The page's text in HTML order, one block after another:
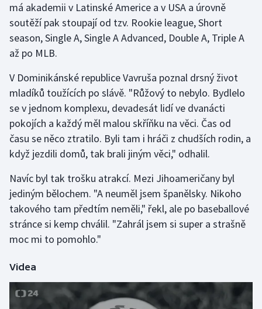
Jezdectví
Judo
Lezení
Lyže a snowboard
Moderní pětiboj
Motorsport
Olympijské hry
Parasport
Plavání
Plážový volejbal
má akademii v Latinské Americe a v USA a úrovně
soutěží pak stoupají od tzv. Rookie league, Short
season, Single A, Single A Advanced, Double A, Triple A
až po MLB.
V Dominikánské republice Vavruša poznal drsný život
mladíků toužících po slávě. "Růžový to nebylo. Bydlelo
se v jednom komplexu, devadesát lidí ve dvanácti
pokojích a každý měl malou skříňku na věci. Čas od
času se něco ztratilo. Byli tam i hráči z chudších rodin, a
když jezdili domů, tak brali jiným věci," odhalil.
Navíc byl tak trošku atrakcí. Mezi Jihoameričany byl
jediným bělochem. "A neuměl jsem španělsky. Nikoho
takového tam předtím neměli," řekl, ale po baseballové
stránce si kemp chválil. "Zahrál jsem si super a strašně
moc mi to pomohlo."
Videa